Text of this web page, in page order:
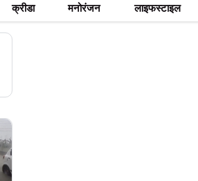
क्रीडा मनोरंजन लाइफस्टाइल